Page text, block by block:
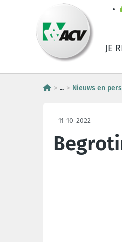
JE
... Nieuws en
11-10-2022